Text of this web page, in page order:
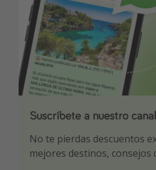
Suscríbete a nuestro
No te pierdas descuentos
mejores destinos, consejos
Descarga nuestra app
Sé el primero en reservar
¡Suscríbete a nuestro
¡Recibe las mejores ofertas
ti por nuestros expertos en